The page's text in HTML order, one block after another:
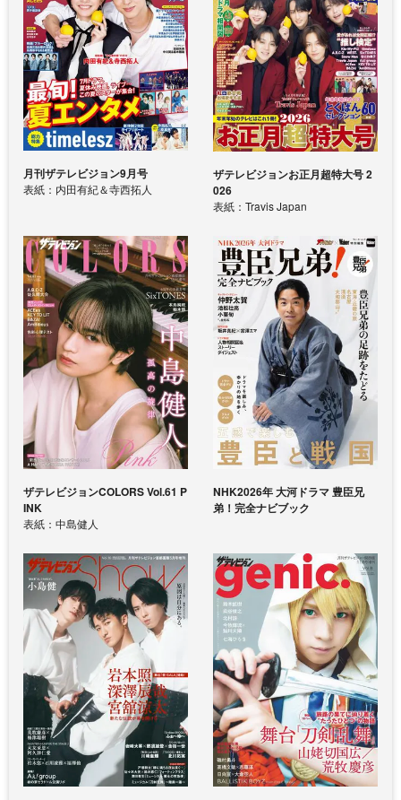
月刊ザテレビジョン9月号
表紙：内田有紀＆寺西拓人
ザテレビジョンお正月超特大号 2
026
表紙：Travis Japan
ザテレビジョンCOLORS Vol.61 P
INK
表紙：中島健人
NHK2026年 大河ドラマ 豊臣兄
弟！完全ナビブック